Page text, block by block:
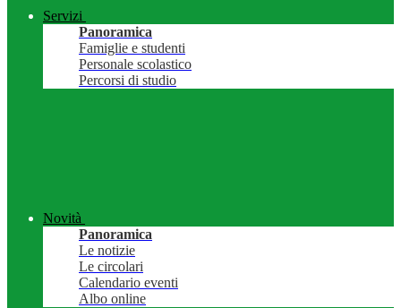
Servizi
Panoramica
Famiglie e studenti
Personale scolastico
Percorsi di studio
Novità
Panoramica
Le notizie
Le circolari
Calendario eventi
Albo online